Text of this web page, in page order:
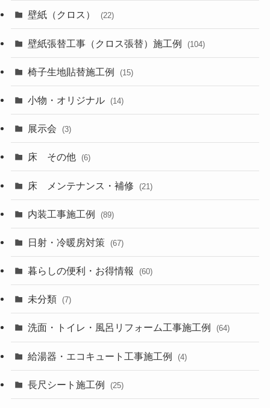
壁紙（クロス） (22)
壁紙張替工事（クロス張替）施工例 (104)
椅子生地貼替施工例 (15)
小物・オリジナル (14)
展示会 (3)
床 その他 (6)
床 メンテナンス・補修 (21)
内装工事施工例 (89)
日射・冷暖房対策 (67)
暮らしの便利・お得情報 (60)
未分類 (7)
洗面・トイレ・風呂リフォーム工事施工例 (64)
給湯器・エコキュート工事施工例 (4)
長尺シート施工例 (25)